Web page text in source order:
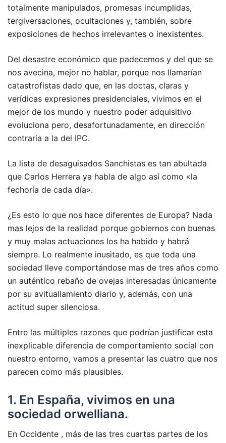
totalmente manipulados, promesas incumplidas,
tergiversaciones, ocultaciones y, también, sobre
exposiciones de hechos irrelevantes o inexistentes.
Del desastre económico que padecemos y del que se
nos avecina, mejor no hablar, porque nos llamarían
catastrofistas dado que, en las doctas, claras y
verídicas expresiones presidenciales, vivimos en el
mejor de los mundo y nuestro poder adquisitivo
evoluciona pero, desafortunadamente, en dirección
contraria a la del IPC.
La lista de desaguisados Sanchistas es tan abultada
que Carlos Herrera ya habla de algo así como «la
fechoría de cada día».
¿Es esto lo que nos hace diferentes de Europa? Nada
mas lejos de la realidad porque gobiernos con buenas
y muy malas actuaciones los ha habido y habrá
siempre. Lo realmente inusitado, es que toda una
sociedad lleve comportándose mas de tres años como
un auténtico rebaño de ovejas interesadas únicamente
por su avituallamiento diario y, además, con una
actitud super silenciosa.
Entre las múltiples razones que podrían justificar esta
inexplicable diferencia de comportamiento social con
nuestro entorno, vamos a presentar las cuatro que nos
parecen como más plausibles.
1. En España, vivimos en una
sociedad orwelliana.
En Occidente , más de las tres cuartas partes de los